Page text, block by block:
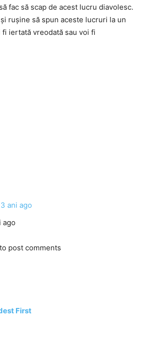
fac să scap de acest lucru diavolesc.
ruşine să spun aceste lucruri la un
iertată vreodată sau voi fi
ani ago
ago
to post comments
First